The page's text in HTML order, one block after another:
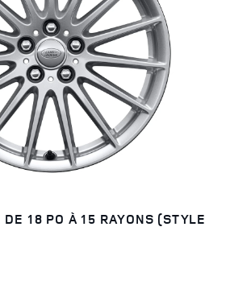
18 PO À 15 RAYONS (STYLE